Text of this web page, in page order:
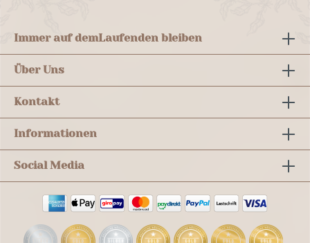
Immer auf demLaufenden bleiben
Über Uns
Kontakt
Informationen
Social Media